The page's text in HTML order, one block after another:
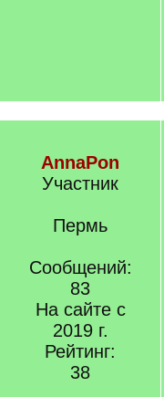
AnnaPon
Участник
Пермь
Сообщений:
83
На сайте с
2019 г.
Рейтинг:
38